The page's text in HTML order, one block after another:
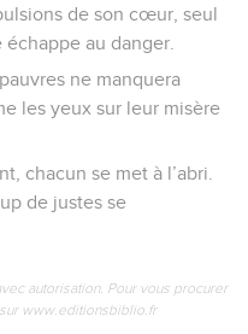
de son cœur, seul
au danger.
ne manquera
les yeux sur leur misère
chacun se met à l’abri.
de justes se
autorisation. Pour vous procurer
www.editionsbiblio.fr